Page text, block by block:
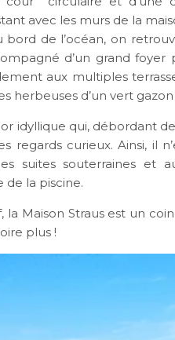
avec les murs de la
bord de l’océan, on
d’un grand
aux multiples
herbeuses d’un vert
idyllique qui, débordant
regards curieux. Ainsi, il
suites souterraines et
de la piscine.
la Maison Straus est un
plus !